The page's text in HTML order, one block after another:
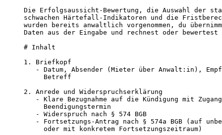
Die Erfolgsaussicht-Bewertung, die Auswahl der
schwachen Härtefall-Indikatoren und die
wurden bereits anwaltlich vorgenommen, du
Daten aus der Eingabe und rechnest oder bewertest
# Inhalt
1. Briefkopf
- Datum, Absender (Mieter über Anwalt:in),
     Betreff
2. Anrede und Widerspruchserklärung
- Klare Bezugnahme auf die Kündigung mit
     Beendigungstermin
   - Widerspruch nach § 574 BGB
- Fortsetzungs-Antrag nach § 574a BGB (auf
     oder mit konkretem Fortsetzungszeitraum)